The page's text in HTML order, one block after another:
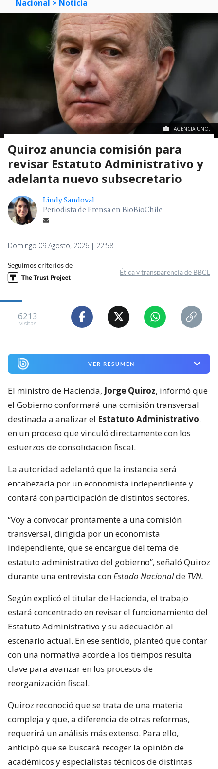
Nacional > Noticia
AGENCIA UNO.
Quiroz anuncia comisión para
revisar Estatuto Administrativo y
adelanta nuevo subsecretario
Lindy Sandoval
Periodista de Prensa en BioBioChile
Domingo 09 Agosto, 2026 | 22:58
Seguimos criterios de
Ética y transparencia de BBCL
6213
visitas
VER RESUMEN
El ministro de Hacienda, Jorge Quiroz, informó que
el Gobierno conformará una comisión transversal
destinada a analizar el Estatuto Administrativo,
en un proceso que vinculó directamente con los
esfuerzos de consolidación fiscal.
La autoridad adelantó que la instancia será
encabezada por un economista independiente y
contará con participación de distintos sectores.
“Voy a convocar prontamente a una comisión
transversal, dirigida por un economista
independiente, que se encargue del tema de
estatuto administrativo del gobierno”, señaló Quiroz
durante una entrevista con Estado Nacionalde TVN.
Según explicó el titular de Hacienda, el trabajo
estará concentrado en revisar el funcionamiento del
Estatuto Administrativo y su adecuación al
escenario actual. En ese sentido, planteó que contar
con una normativa acorde a los tiempos resulta
clave para avanzar en los procesos de
reorganización fiscal.
Quiroz reconoció que se trata de una materia
compleja y que, a diferencia de otras reformas,
requerirá un análisis más extenso. Para ello,
anticipó que se buscará recoger la opinión de
académicos y especialistas técnicos de distintas